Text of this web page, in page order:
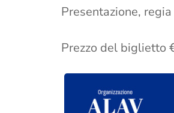
Presentazione,
Prezzo del biglietto